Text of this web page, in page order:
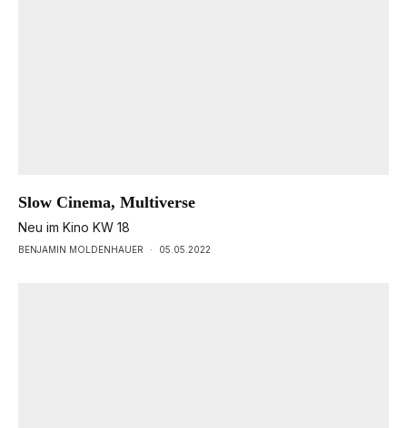
Slow Cinema, Multiverse
Neu im Kino KW 18
BENJAMIN MOLDENHAUER · 05.05.2022